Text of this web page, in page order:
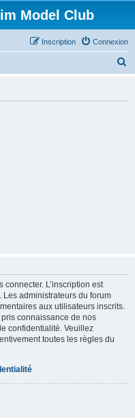
Model Club
Connexion
Inscription
L’inscription est
administrateurs du forum
aux utilisateurs inscrits.
connaissance de nos
confidentialité. Veuillez
toutes les règles du